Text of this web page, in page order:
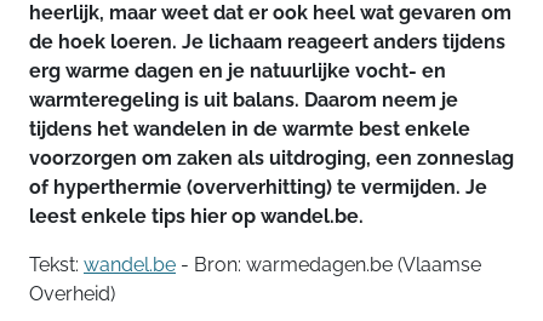
heerlijk, maar weet dat er ook heel wat gevaren om
de hoek loeren. Je lichaam reageert anders tijdens
erg warme dagen en je natuurlijke vocht- en
warmteregeling is uit balans. Daarom neem je
tijdens het wandelen in de warmte best enkele
voorzorgen om zaken als uitdroging, een zonneslag
of hyperthermie (oververhitting) te vermijden. Je
leest enkele tips hier op wandel.be.
Tekst: wandel.be - Bron: warmedagen.be (Vlaamse
Overheid)